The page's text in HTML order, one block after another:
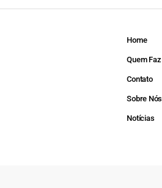
Home
Quem Faz
Contato
Sobre Nós
Notícias